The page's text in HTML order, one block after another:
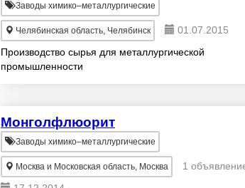
Заводы химико–металлургические
Челябинская область, Челябинск
01.07.2015
Производство сырья для металлургической
промышленности
Монголфлюорит
Заводы химико–металлургические
Москва и Московская область, Москва
1